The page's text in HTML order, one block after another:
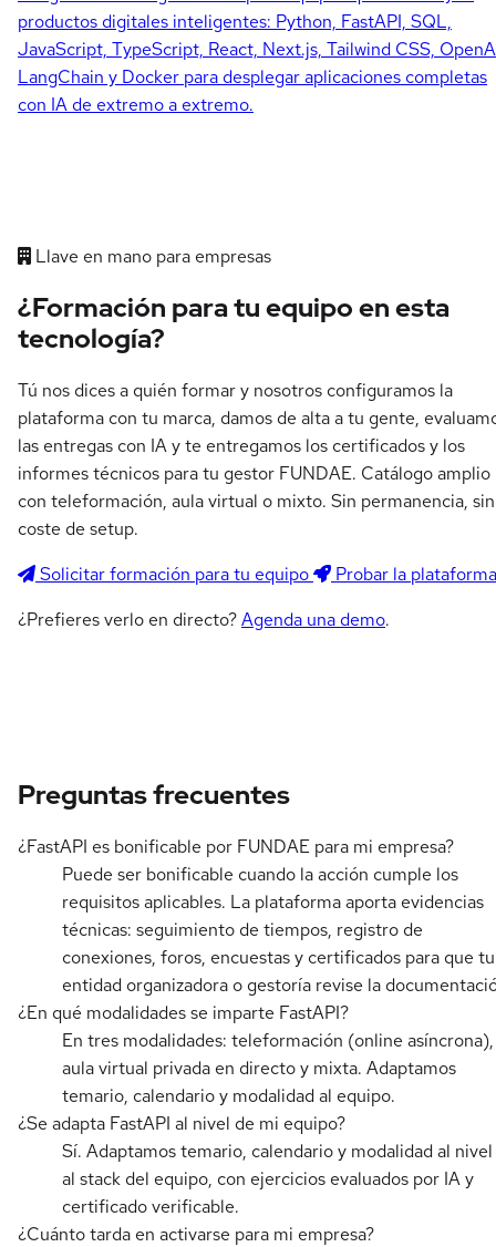
productos digitales inteligentes: Python, FastAPI, SQL,
JavaScript, TypeScript, React, Next.js, Tailwind CSS,
LangChain y Docker para desplegar aplicaciones completas
con IA de extremo a extremo.
Llave en mano para empresas
¿Formación para tu equipo en esta
tecnología?
Tú nos dices a quién formar y nosotros configuramos la
plataforma con tu marca, damos de alta a tu gente,
las entregas con IA y te entregamos los certificados y los
informes técnicos para tu gestor FUNDAE. Catálogo amplio
con teleformación, aula virtual o mixto. Sin permanencia, sin
coste de setup.
Solicitar formación para tu equipo
Probar la plataforma
¿Prefieres verlo en directo?Agenda una demo.
Preguntas frecuentes
¿FastAPI es bonificable por FUNDAE para mi empresa?
Puede ser bonificable cuando la acción cumple los
requisitos aplicables. La plataforma aporta evidencias
técnicas: seguimiento de tiempos, registro de
conexiones, foros, encuestas y certificados para que tu
entidad organizadora o gestoría revise la
¿En qué modalidades se imparte FastAPI?
En tres modalidades: teleformación (online asíncrona),
aula virtual privada en directo y mixta. Adaptamos
temario, calendario y modalidad al equipo.
¿Se adapta FastAPI al nivel de mi equipo?
Sí. Adaptamos temario, calendario y modalidad al
al stack del equipo, con ejercicios evaluados por IA y
certificado verificable.
¿Cuánto tarda en activarse para mi empresa?